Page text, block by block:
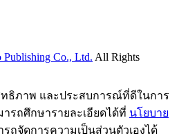
Publishing Co., Ltd. All Rights
ธิภาพ และประสบการณ์ที่ดีในการ
รถศึกษารายละเอียดได้ที่ นโยบาย
รถจัดการความเป็นส่วนตัวเองได้